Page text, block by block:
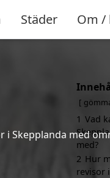
Städer Om /
Skepplanda med
1 Vad
med?
2 Hur
revisor